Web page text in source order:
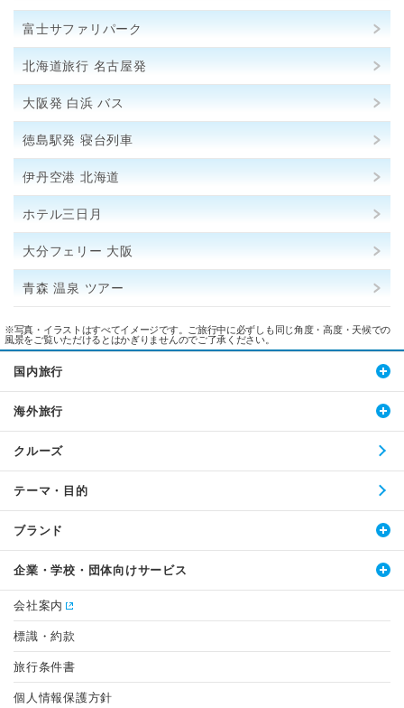
富士サファリパーク
北海道旅行 名古屋発
大阪発 白浜 バス
徳島駅発 寝台列車
伊丹空港 北海道
ホテル三日月
大分フェリー 大阪
青森 温泉 ツアー
※写真・イラストはすべてイメージです。ご旅行中に必ずしも同じ角度・高度・天候での
風景をご覧いただけるとはかぎりませんのでご了承ください。
国内旅行
海外旅行
クルーズ
テーマ・目的
ブランド
企業・学校・団体向けサービス
会社案内
標識・約款
旅行条件書
個人情報保護方針